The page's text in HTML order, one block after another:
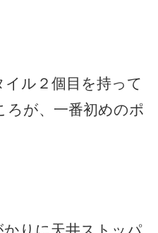
ル２個目を持って
ろが、一番初めのポ